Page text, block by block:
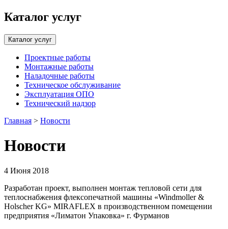
Каталог услуг
Каталог услуг
Проектные работы
Монтажные работы
Наладочные работы
Техническое обслуживание
Эксплуатация ОПО
Технический надзор
Главная > Новости
Новости
4 Июня 2018
Разработан проект, выполнен монтаж тепловой сети для
теплоснабжения флексопечатной машины «Windmoller &
Holscher KG» MIRAFLEX в производственном помещении
предприятия «Лиматон Упаковка» г. Фурманов